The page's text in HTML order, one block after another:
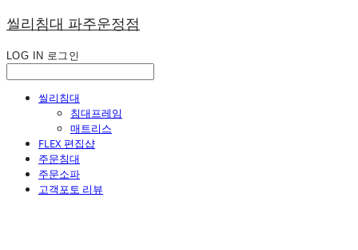
씰리침대 파주운정점
LOG IN 로그인
씰리침대
침대프레임
매트리스
FLEX 편집샵
주문침대
주문소파
고객포토 리뷰